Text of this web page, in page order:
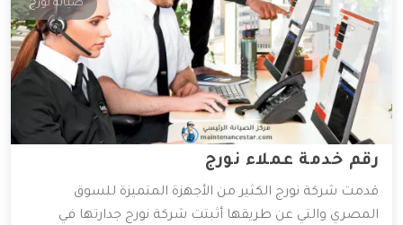
صيانة نورج
رقم خدمة عملاء نورج
قدمت شركة نورج الكثير من الأجهزة المتميزة للسوق
المصري والتي عن طريقها أثبتت شركة نورج جدارتها في